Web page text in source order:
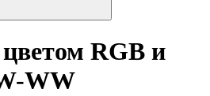
RGB и
WW